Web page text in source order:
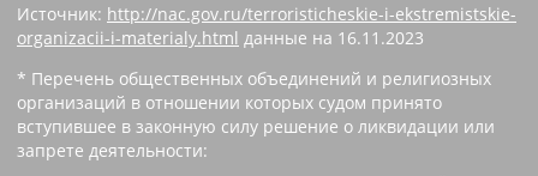
Источник: http://nac.gov.ru/terroristicheskie-i-ekstremistskie-
organizacii-i-materialy.html данные на 16.11.2023
* Перечень общественных объединений и религиозных
организаций в отношении которых судом принято
вступившее в законную силу решение о ликвидации или
запрете деятельности: